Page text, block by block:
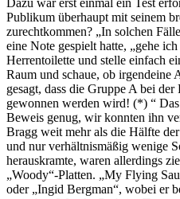
Dazu war erst einmal ein Test
Publikum überhaupt mit seinem
zurechtkommen? „In solchen
eine Note gespielt hatte, „gehe
Herrentoilette und stelle einfach
Raum und schaue, ob irgendeine
gesagt, dass die Gruppe A bei
gewonnen werden wird! (*) “
Beweis genug, wir konnten ihn
Bragg weit mehr als die Hälfte
und nur verhältnismäßig wenige
herauskramte, waren allerdings
„Woody“-Platten. „My Flying
oder „Ingid Bergman“, wobei er